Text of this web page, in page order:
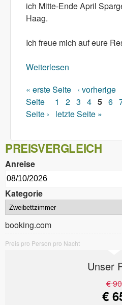
ich Mitte-Ende April
Haag.
Ich freue mich auf eure
Weiterlesen
Seiten
« erste Seite ‹ vorherige
Seite
1 2 3 4 5 6
Seite ›
letzte Seite »
PREISVERGLEICH
Anreise
Kategorie
booking.com
Preis pro Person pro Nacht
Unser
€ 90
€